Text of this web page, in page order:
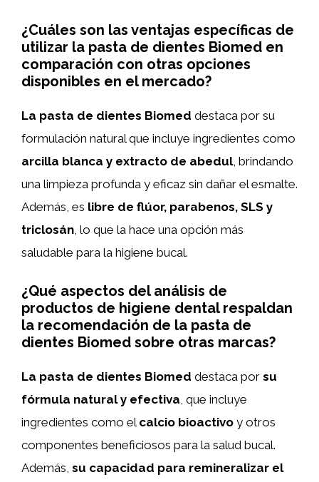
¿Cuáles son las ventajas específicas de
utilizar la pasta de dientes Biomed en
comparación con otras opciones
disponibles en el mercado?
La pasta de dientes Biomed destaca por su
formulación natural que incluye ingredientes como
arcilla blanca y extracto de abedul, brindando
una limpieza profunda y eficaz sin dañar el esmalte.
Además, es libre de flúor, parabenos, SLS y
triclosán, lo que la hace una opción más
saludable para la higiene bucal.
¿Qué aspectos del análisis de
productos de higiene dental respaldan
la recomendación de la pasta de
dientes Biomed sobre otras marcas?
La pasta de dientes Biomed destaca por su
fórmula natural y efectiva , que incluye
ingredientes como el calcio bioactivo y otros
componentes beneficiosos para la salud bucal.
Además, su capacidad para remineralizar el